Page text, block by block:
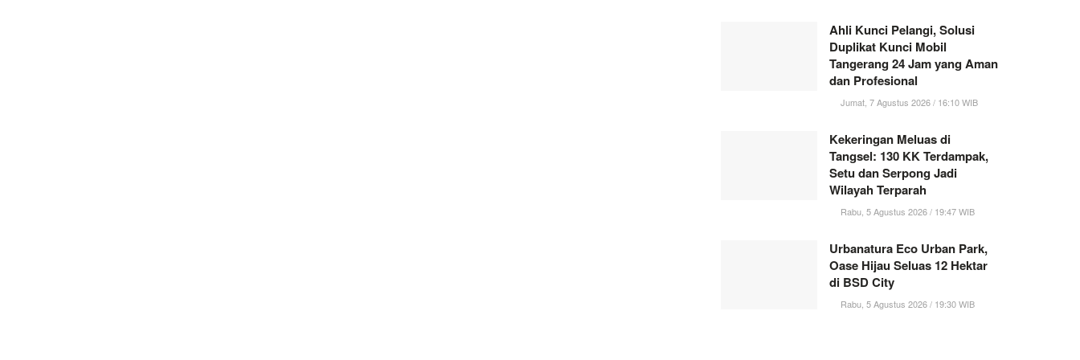
Ahli Kunci Pelangi, Solusi
Duplikat Kunci Mobil
Tangerang 24 Jam yang Aman
dan Profesional
Jumat, 7 Agustus 2026 / 16:10 WIB
Kekeringan Meluas di
Tangsel: 130 KK Terdampak,
Setu dan Serpong Jadi
Wilayah Terparah
Rabu, 5 Agustus 2026 / 19:47 WIB
Urbanatura Eco Urban Park,
Oase Hijau Seluas 12 Hektar
di BSD City
Rabu, 5 Agustus 2026 / 19:30 WIB